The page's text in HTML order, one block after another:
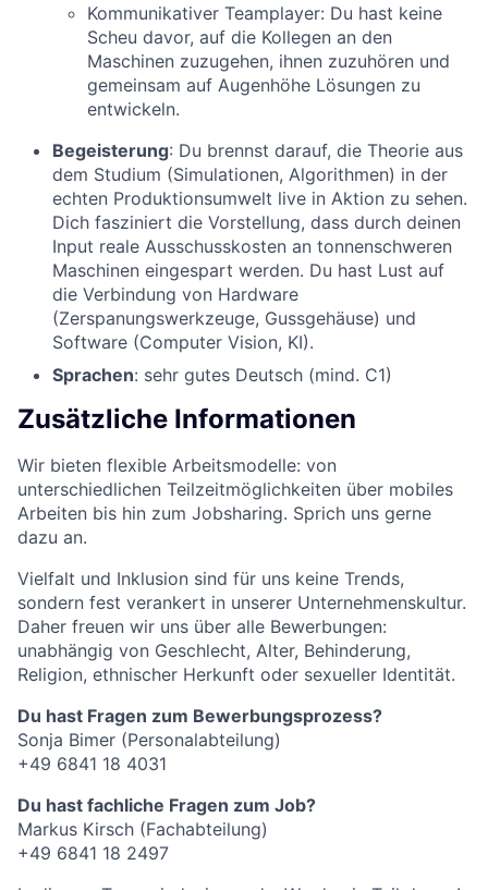
Kommunikativer Teamplayer: Du hast keine
Scheu davor, auf die Kollegen an den
Maschinen zuzugehen, ihnen zuzuhören und
gemeinsam auf Augenhöhe Lösungen zu
entwickeln.
Begeisterung: Du brennst darauf, die Theorie aus
dem Studium (Simulationen, Algorithmen) in der
echten Produktionsumwelt live in Aktion zu sehen.
Dich fasziniert die Vorstellung, dass durch deinen
Input reale Ausschusskosten an tonnenschweren
Maschinen eingespart werden. Du hast Lust auf
die Verbindung von Hardware
(Zerspanungswerkzeuge, Gussgehäuse) und
Software (Computer Vision, KI).
Sprachen: sehr gutes Deutsch (mind. C1)
Zusätzliche Informationen
Wir bieten flexible Arbeitsmodelle: von
unterschiedlichen Teilzeitmöglichkeiten über mobiles
Arbeiten bis hin zum Jobsharing. Sprich uns gerne
dazu an.
Vielfalt und Inklusion sind für uns keine Trends,
sondern fest verankert in unserer Unternehmenskultur.
Daher freuen wir uns über alle Bewerbungen:
unabhängig von Geschlecht, Alter, Behinderung,
Religion, ethnischer Herkunft oder sexueller Identität.
Du hast Fragen zum Bewerbungsprozess?
Sonja Bimer (Personalabteilung)
+49 6841 18 4031
Du hast fachliche Fragen zum Job?
Markus Kirsch (Fachabteilung)
+49 6841 18 2497